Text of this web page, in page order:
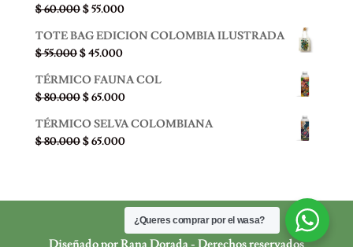
hasta
$60.000El
original
era:
$ 60.000.
$55.000El
actual
$ 55.000.
TOTE BAG EDICION COLOMBIA ILUSTRADA
$55.000El
original
era:
$ 55.000.
$45.000El
actual
es:
$ 45.000.
TÉRMICO FAUNA COL
$80.000El
original
era:
$65.000El
actual
es:
TÉRMICO SELVA COLOMBIANA
$80.000El
$ 80.000.
$65.000El
$ 65.000.
Diseñado por Rana Dorada - Derechos reservados
¿Queres comprar por el wasa?